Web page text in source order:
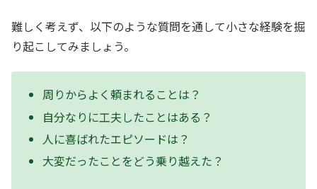
難しく考えず、以下のような質問を通して小さな経験を掘
り起こしてみましょう。
周りからよく頼まれることは？
自分なりに工夫したことはある？
人に喜ばれたエピソードは？
大変だったことをどう乗り越えた？